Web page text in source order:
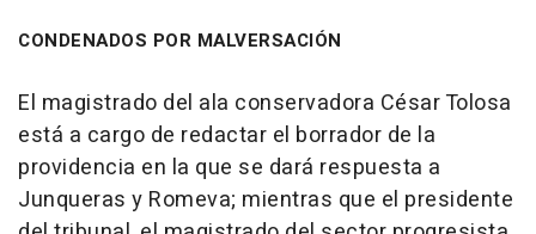
CONDENADOS POR MALVERSACIÓN
El magistrado del ala conservadora César Tolosa
está a cargo de redactar el borrador de la
providencia en la que se dará respuesta a
Junqueras y Romeva; mientras que el presidente